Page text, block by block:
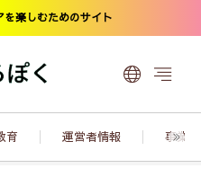
を楽しむためのサイト
育 運営者情報 事業